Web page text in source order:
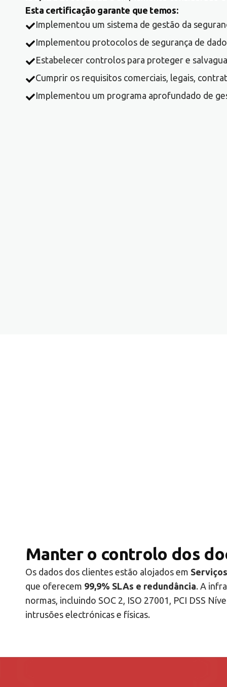
Esta certificação garante que temos:
Implementou um sistema de gestão da
Implementou protocolos de segurança de
Estabelecer controlos para proteger e
Cumprir os requisitos comerciais, legais,
Implementou um programa aprofundado de
Manter o controlo dos
Os dados dos clientes estão alojados em
que oferecem 99,9% SLAs e redundância. A
normas, incluindo SOC 2, ISO 27001, PCI DSS
intrusões electrónicas e físicas.